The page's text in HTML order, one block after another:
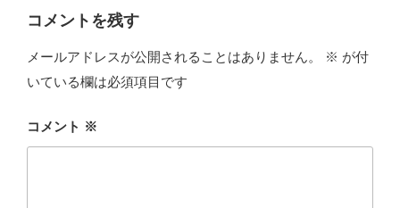
コメントを残す
メールアドレスが公開されることはありません。 ※ が付
いている欄は必須項目です
コメント ※